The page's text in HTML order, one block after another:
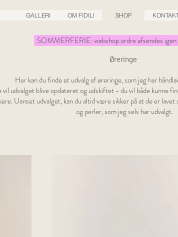
GALLERI OM FIDILI SHOP
SOMMERFERIE: webshop ordre afsendes
Øreringe
Her kan du finde et udvalg af øreringe, som jeg har
vil udvalget blive opdateret og udskiftet - du vil både kunne
Uanset udvalget, kan du altid være sikker på at de er
og perler, som jeg selv har udvalgt.